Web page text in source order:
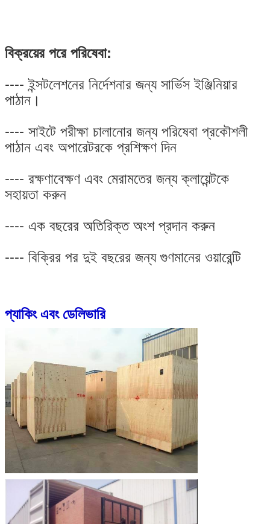
বিক্রয়ের পরে পরিষেবা:
---- ইন্সটলেশনের নির্দেশনার জন্য সার্ভিস ইঞ্জিনিয়ার
পাঠান।
---- সাইটে পরীক্ষা চালানোর জন্য পরিষেবা প্রকৌশলী
পাঠান এবং অপারেটরকে প্রশিক্ষণ দিন
---- রক্ষণাবেক্ষণ এবং মেরামতের জন্য ক্লায়েন্টকে
সহায়তা করুন
---- এক বছরের অতিরিক্ত অংশ প্রদান করুন
---- বিক্রির পর দুই বছরের জন্য গুণমানের ওয়ারেন্টি
প্যাকিং এবং ডেলিভারি